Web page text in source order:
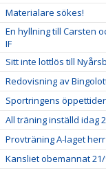
Materialare sökes!
En hyllning till Carsten
IF
Sitt inte lottlös till
Redovisning av
Sportringens öppettider
All träning inställd idag
Provträning A-laget herr
Kansliet obemannat 21/